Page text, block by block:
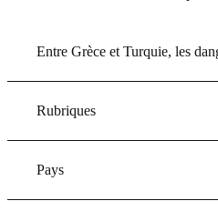
Entre Grèce et Turquie, les
Rubriques
Pays